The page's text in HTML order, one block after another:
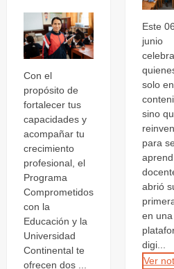
Con el
propósito de
fortalecer tus
capacidades y
acompañar tu
crecimiento
profesional, el
Programa
Comprometidos
con la
Educación y la
Universidad
Continental te
ofrecen dos ...
Este
junio
solo
sino
para
abrió
en una
digi...
Ver